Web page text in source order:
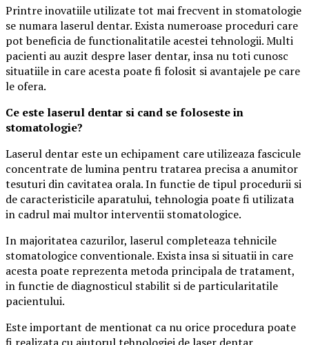
Printre inovatiile utilizate tot mai frecvent in stomatologie
se numara laserul dentar. Exista numeroase proceduri care
pot beneficia de functionalitatile acestei tehnologii. Multi
pacienti au auzit despre laser dentar, insa nu toti cunosc
situatiile in care acesta poate fi folosit si avantajele pe care
le ofera.
Ce este laserul dentar si cand se foloseste in
stomatologie?
Laserul dentar este un echipament care utilizeaza fascicule
concentrate de lumina pentru tratarea precisa a anumitor
tesuturi din cavitatea orala. In functie de tipul procedurii si
de caracteristicile aparatului, tehnologia poate fi utilizata
in cadrul mai multor interventii stomatologice.
In majoritatea cazurilor, laserul completeaza tehnicile
stomatologice conventionale. Exista insa si situatii in care
acesta poate reprezenta metoda principala de tratament,
in functie de diagnosticul stabilit si de particularitatile
pacientului.
Este important de mentionat ca nu orice procedura poate